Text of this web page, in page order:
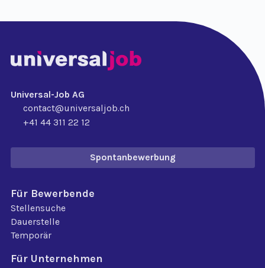
Universal-Job AG
contact@universaljob.ch
+41 44 311 22 12
Spontanbewerbung
Für Bewerbende
Stellensuche
Dauerstelle
Temporär
Für Unternehmen